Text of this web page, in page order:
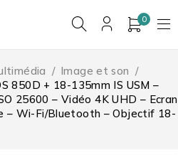
0
/ Image et son /
850D + 18-135mm IS USM –
25600 – Vidéo 4K UHD – Ecran
– Wi-Fi/Bluetooth – Objectif 18-